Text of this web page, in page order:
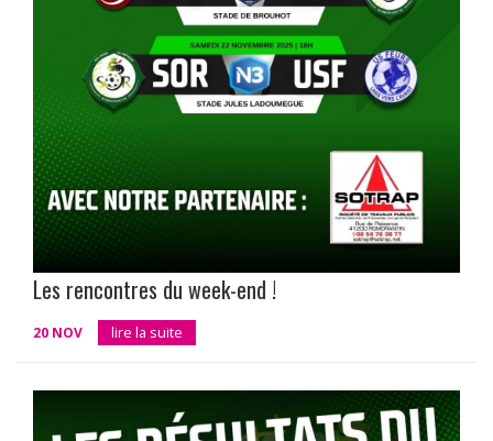
Les rencontres du week-end !
20 NOV lire la suite